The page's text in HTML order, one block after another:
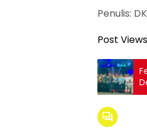
Penulis: DK
Post